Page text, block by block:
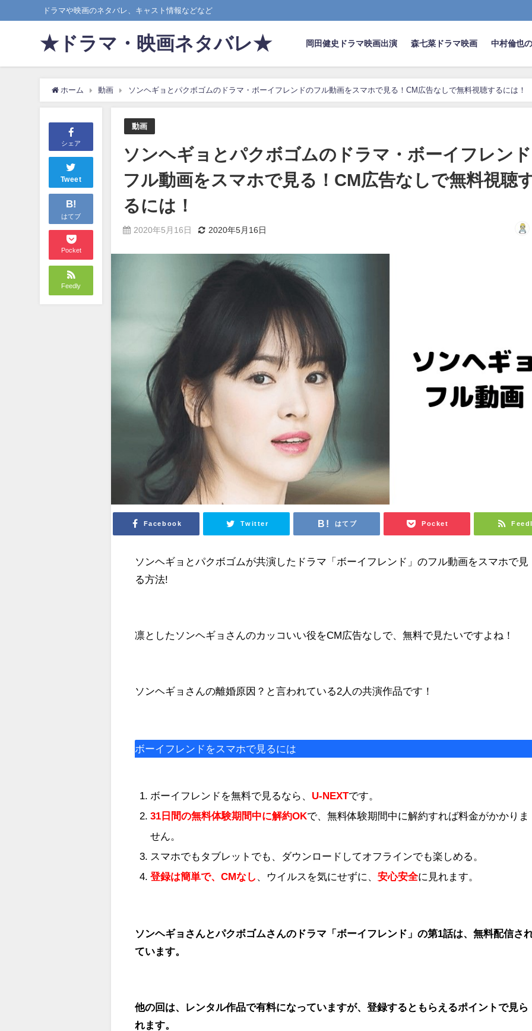
ドラマや映画のネタバレ、キャスト情報などなど
★ドラマ・映画ネタバレ★ 岡田健史ドラマ映画出演 森七菜ドラマ映画 中村倫也
ホーム 動画 ソンヘギョとパクボゴムのドラマ・ボーイフレンドのフル動画をスマホで見る！CM広告なしで無料視聴するには！
シェア
Tweet
B!
はてブ
Pocket
Feedly
動画
ソンヘギョとパクボゴムのドラマ・ボーイフレン
フル動画をスマホで見る！CM広告なしで無料視聴
るには！
2020年5月16日 2020年5月16日
Facebook Twitter はてブ Pocket
ソンヘギョとパクボゴムが共演したドラマ「ボーイフレンド」のフル動画をスマホで見
る方法!
凛としたソンヘギョさんのカッコいい役をCM広告なしで、無料で見たいですよね！
ソンヘギョさんの離婚原因？と言われている2人の共演作品です！
ボーイフレンドをスマホで見るには
ボーイフレンドを無料で見るなら、 U-NEXTです。
31日間の無料体験期間中に解約OKで、無料体験期間中に解約すれば料金がかかりま
せん。
スマホでもタブレットでも、ダウンロードしてオフラインでも楽しめる。
登録は簡単で、CMなし
、ウイルスを気にせずに、 安心安全に見れます。
ソンヘギョさんとパクボゴムさんのドラマ「ボーイフレンド」の第1話は、無料配信さ
ています。
他の回は、レンタル作品で有料になっていますが、登録するともらえるポイントで見ら
れます。